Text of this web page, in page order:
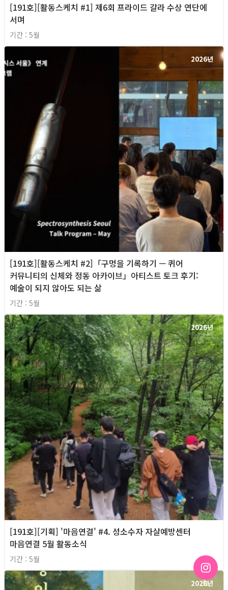
[191호][활동스케치 #1] 제6회 프라이드 갈라 수상 연단에
서며
기간 : 5월
2026년
[191호][활동스케치 #2]「구멍을 기록하기 — 퀴어
커뮤니티의 신체와 정동 아카이브」아티스트 토크 후기:
예술이 되지 않아도 되는 삶
기간 : 5월
2026년
[191호][기획] '마음연결' #4. 성소수자 자살예방센터
마음연결 5월 활동소식
기간 : 5월
2026년